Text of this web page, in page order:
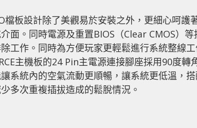
檔板設計除了美觀易於安裝之外，更細心呵護
面。同時電源及重置BIOS（Clear CMOS）
工作。同時為方便玩家更輕鬆進行系統整線工
主機板的24 Pin主電源連接腳座採用90度
系統內的空氣流動更順暢，讓系統更低溫，
多次重複插拔造成的鬆脫情況。